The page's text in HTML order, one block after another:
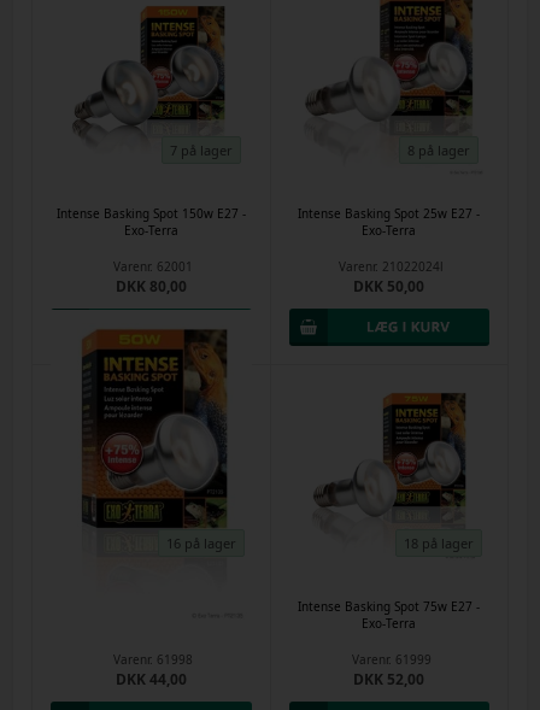
7 på lager
Intense Basking Spot 150w E27 -
Exo-Terra
Varenr. 62001
DKK 80,00
8 på lager
Intense Basking Spot 25w E27 -
Exo-Terra
Varenr. 21022024l
DKK 50,00
16 på lager
Varenr. 61998
DKK 44,00
18 på lager
Intense Basking Spot 75w E27 -
Exo-Terra
Varenr. 61999
DKK 52,00